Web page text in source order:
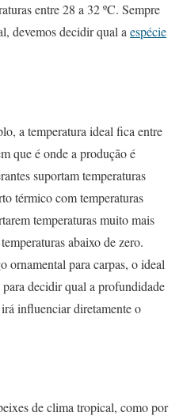
entre 28 a 32 ºC. Sempre
devemos decidir qual aespécie
a temperatura ideal fica entre
que é onde a produção é
suportam temperaturas
térmico com temperaturas
temperaturas muito mais
abaixo de zero.
ornamental para carpas, o ideal
decidir qual a profundidade
influenciar diretamente o
de clima tropical, como por